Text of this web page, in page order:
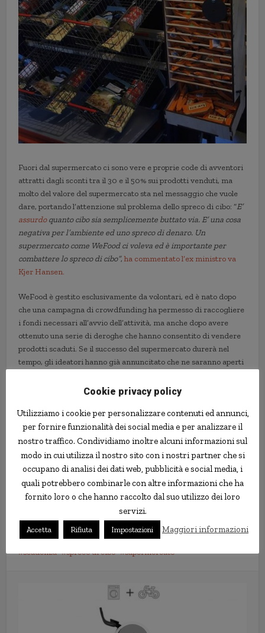
Fuori dal supermercato ci sono vere e proprie code di avventori
attratti dagli sconti tra il 30 e il 50% sui prodotti venduti, ma
molto del valore del supermercato sta nel messaggio che vuole
dare, portando l’attenzione sul problema dello spreco di cibo: “E’
assurdoquanto cibo sia semplicemente buttato via. E’ una cosa
negativa per l’ambiente ed uno spreco di denaro. Un
supermercato come WeFood ci voleva ed è importante per
combattere lo spreco di cibo”,ha commentato l’ex ministro va
Kjer Hansen.
WeFood è gestito esclusivamente da volontari, ed è nato dopo
che una campagna di crowdfunding ha permesso di raccogliere
i fondi necessari all’avvio dell’attività, ma anche dopo avere
ottenuto una serie di deroghe che hanno consentito di vendere
prodotti scaduti. Se il successo del supermercato durerà nel
tempo, gli ideatori hanno già annuncitato che ne saranno aperti
scadenza spreco di cibo supermercato
Cookie privacy policy
Utilizziamo i cookie per personalizzare contenuti ed annunci,
per fornire funzionalità dei social media e per analizzare il
nostro traffico. Condividiamo inoltre alcuni informazioni sul
modo in cui utilizza il nostro sito con i nostri partner che si
occupano di analisi dei dati web, pubblicità e social media, i
quali potrebbero combinarle con altre informazioni che ha
fornito loro o che hanno raccolto dal suo utilizzo dei loro
servizi.
Accetta Rifiuta Impostazioni Maggiori informazioni